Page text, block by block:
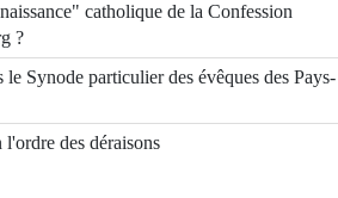
catholique de la Confession
?
le Synode particulier des évêques des Pays-
des déraisons